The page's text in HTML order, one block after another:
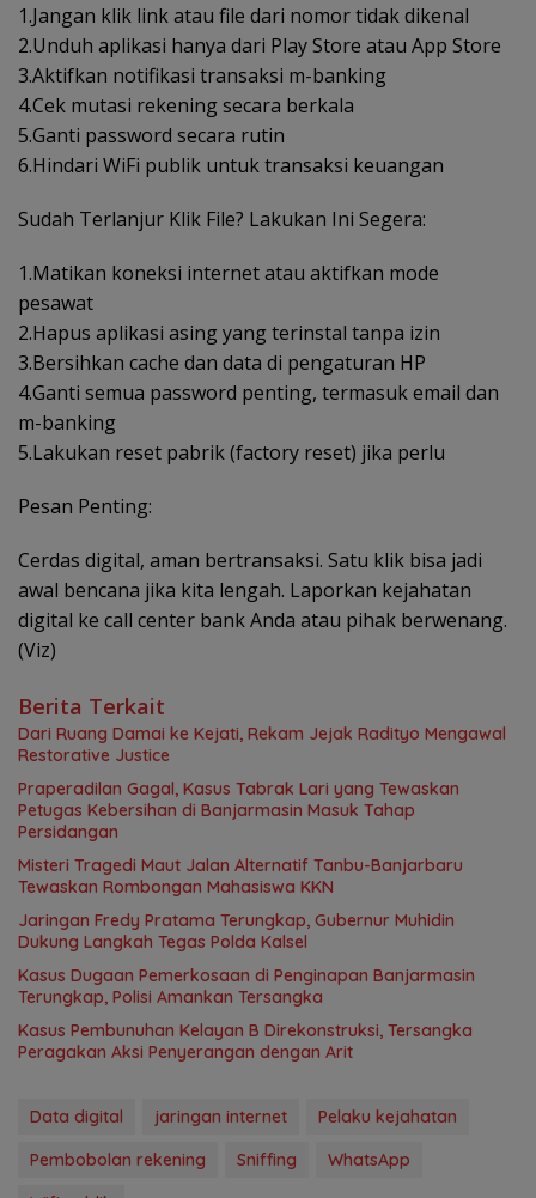
1.Jangan klik link atau file dari nomor tidak dikenal
2.Unduh aplikasi hanya dari Play Store atau App Store
3.Aktifkan notifikasi transaksi m-banking
4.Cek mutasi rekening secara berkala
5.Ganti password secara rutin
6.Hindari WiFi publik untuk transaksi keuangan
Sudah Terlanjur Klik File? Lakukan Ini Segera:
1.Matikan koneksi internet atau aktifkan mode
pesawat
2.Hapus aplikasi asing yang terinstal tanpa izin
3.Bersihkan cache dan data di pengaturan HP
4.Ganti semua password penting, termasuk email dan
m-banking
5.Lakukan reset pabrik (factory reset) jika perlu
Pesan Penting:
Cerdas digital, aman bertransaksi. Satu klik bisa jadi
awal bencana jika kita lengah. Laporkan kejahatan
digital ke call center bank Anda atau pihak berwenang.
(Viz)
Berita Terkait
Dari Ruang Damai ke Kejati, Rekam Jejak Radityo Mengawal
Restorative Justice
Praperadilan Gagal, Kasus Tabrak Lari yang Tewaskan
Petugas Kebersihan di Banjarmasin Masuk Tahap
Persidangan
Misteri Tragedi Maut Jalan Alternatif Tanbu-Banjarbaru
Tewaskan Rombongan Mahasiswa KKN
Jaringan Fredy Pratama Terungkap, Gubernur Muhidin
Dukung Langkah Tegas Polda Kalsel
Kasus Dugaan Pemerkosaan di Penginapan Banjarmasin
Terungkap, Polisi Amankan Tersangka
Kasus Pembunuhan Kelayan B Direkonstruksi, Tersangka
Peragakan Aksi Penyerangan dengan Arit
Data digital jaringan internet
Pelaku kejahatan
Pembobolan rekening
Sniffing
WhatsApp